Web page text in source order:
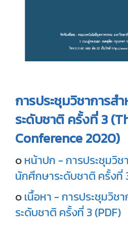
การประชุมวิชาการ
ระดับชาติ ครั้งที่ 3
Conference 2020)
๐หน้าปก - การประชุมวิช
นักศึกษาระดับชาติ ครั้งที่
๐เนื้อหา - การประชุมวิช
ระดับชาติ ครั้งที่ 3 (PDF)